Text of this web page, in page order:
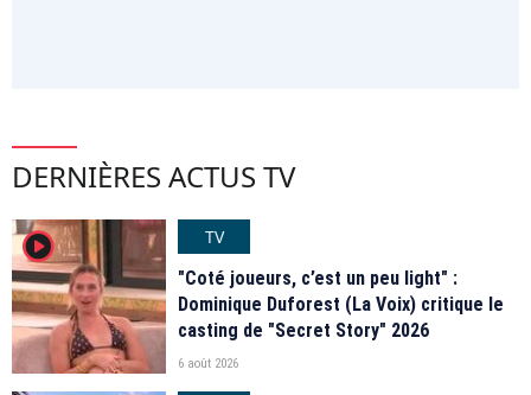
DERNIÈRES ACTUS TV
player2
TV
"Coté joueurs, c’est un peu light" :
Dominique Duforest (La Voix) critique le
casting de "Secret Story" 2026
6 août 2026